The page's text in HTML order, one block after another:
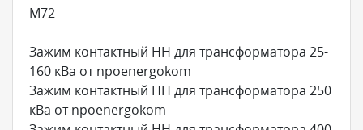
М72
Зажим контактный НН для трансформатора 25-
160 кВа от npoenergokom
Зажим контактный НН для трансформатора 250
кВа от npoenergokom